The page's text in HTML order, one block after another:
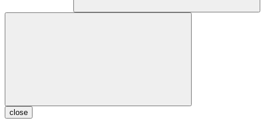
close